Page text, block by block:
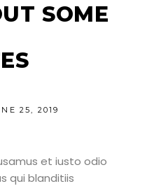
SOME
25, 2019
et iusto odio
qui blanditiis